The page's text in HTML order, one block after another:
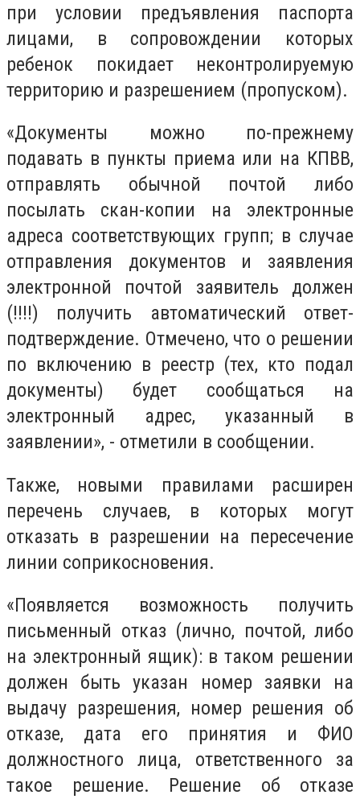
при условии предъявления паспорта
лицами, в сопровождении которых
ребенок покидает неконтролируемую
территорию и разрешением (пропуском).
«Документы можно по-прежнему
подавать в пункты приема или на КПВВ,
отправлять обычной почтой либо
посылать скан-копии на электронные
адреса соответствующих групп; в случае
отправления документов и заявления
электронной почтой заявитель должен
(!!!!) получить автоматический ответ-
подтверждение. Отмечено, что о решении
по включению в реестр (тех, кто подал
документы) будет сообщаться на
электронный адрес, указанный в
заявлении», - отметили в сообщении.
Также, новыми правилами расширен
перечень случаев, в которых могут
отказать в разрешении на пересечение
линии соприкосновения.
«Появляется возможность получить
письменный отказ (лично, почтой, либо
на электронный ящик): в таком решении
должен быть указан номер заявки на
выдачу разрешения, номер решения об
отказе, дата его принятия и ФИО
должностного лица, ответственного за
такое решение. Решение об отказе